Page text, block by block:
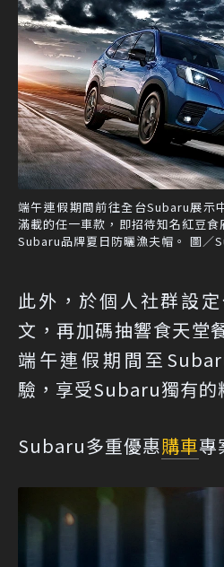
端午連假期間前往全台Subaru展示
滿載的任一車款，即招待知名紅豆
Subaru品牌夏日防曬漁夫帽。 圖／
此外，於個人社群設
文，再加碼抽響食天堂
端午連假期間至
驗，享受Subaru獨有的
Subaru多重優惠購車專